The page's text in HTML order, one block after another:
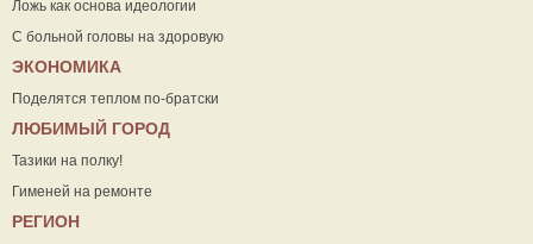
Ложь как основа идеологии
С больной головы на здоровую
ЭКОНОМИКА
Поделятся теплом по-братски
ЛЮБИМЫЙ ГОРОД
Тазики на полку!
Гименей на ремонте
РЕГИОН